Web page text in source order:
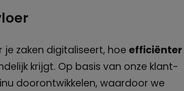
zaken digitaliseert, hoe efficiënter
krijgt. Op basis van onze klant-
doorontwikkelen, waardoor we